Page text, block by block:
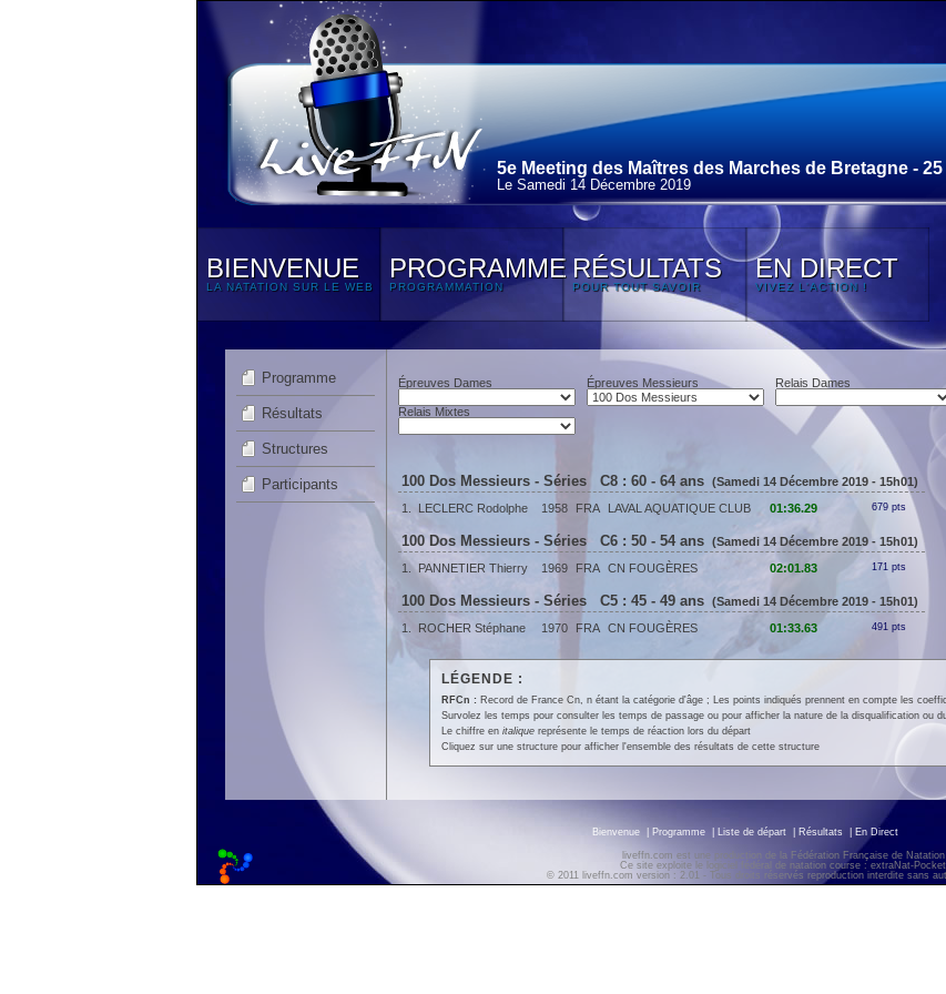
5e Meeting des Maîtres des Marches de Bretagne - 25
Le Samedi 14 Décembre 2019
BIENVENUE
LA NATATION SUR LE WEB
PROGRAMME
PROGRAMMATION
RÉSULTATS
POUR TOUT SAVOIR
EN DIRECT
VIVEZ L'ACTION !
Programme
Résultats
Structures
Participants
Épreuves Dames Épreuves Messieurs Relais Dames
Relais Mixtes
100 Dos Messieurs - Séries C8 : 60 - 64 ans (Samedi 14 Décembre 2019 - 15h01)
1.
LECLERC Rodolphe 1958 FRA LAVAL AQUATIQUE CLUB 01:36.29 679 pts
100 Dos Messieurs - Séries C6 : 50 - 54 ans (Samedi 14 Décembre 2019 - 15h01)
1. PANNETIER Thierry 1969 FRA CN FOUGÈRES 02:01.83 171 pts
100 Dos Messieurs - Séries C5 : 45 - 49 ans (Samedi 14 Décembre 2019 - 15h01)
1.
ROCHER Stéphane 1970 FRA CN FOUGÈRES 01:33.63 491 pts
LÉGENDE :
RFCn : Record de France Cn, n étant la catégorie d'âge ; Les points indiqués prennent en compte les
Survolez les temps pour consulter les temps de passage ou pour afficher la nature de la disqualification ou
Le chiffre en italiquereprésente le temps de réaction lors du départ
Cliquez sur une structure pour afficher l'ensemble des résultats de cette structure
Bienvenue Programme Liste de départ Résultats En Direct
liveffn.com est une production de la Fédération Française de Natation
Ce site exploite le logiciel fédéral de natation course : extraNat-Pocket
© 2011 liveffn.com version : 2.01 - Tous droits réservés reproduction interdite sans